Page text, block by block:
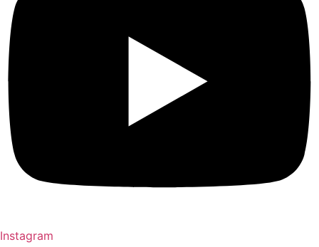
Instagram